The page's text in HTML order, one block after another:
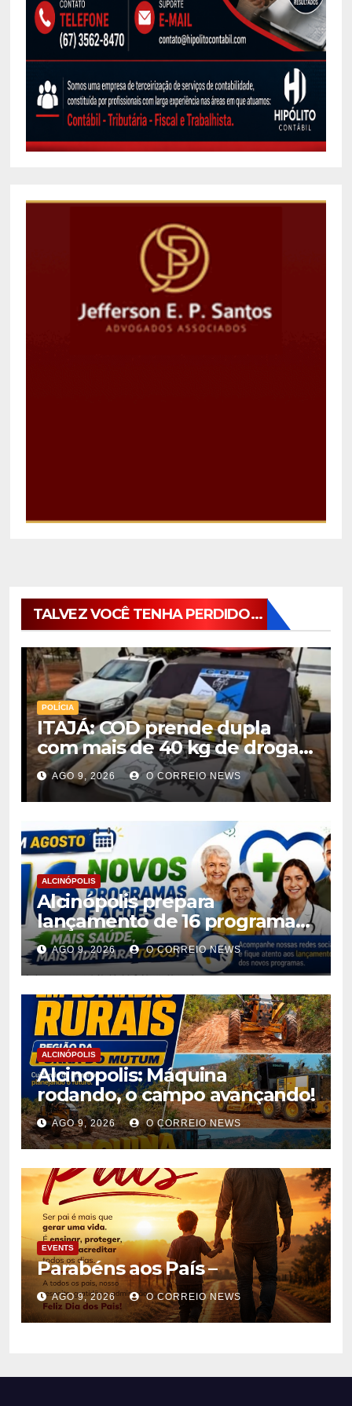
TALVEZ VOCÊ TENHA PERDIDO...
POLÍCIA
ITAJÁ: COD prende dupla
com mais de 40 kg de drogas
avaliadas em r$ 1 milhão
AGO 9, 2026 O CORREIO NEWS
ALCINÓPOLIS
Alcinópolis prepara
lançamento de 16 programas
de saúde para ampliar
atendimento à população
AGO 9, 2026 O CORREIO NEWS
ALCINÓPOLIS
Alcinopolis: Máquina
rodando, o campo avançando!
AGO 9, 2026 O CORREIO NEWS
EVENTS
Parabéns aos País –
AGO 9, 2026 O CORREIO NEWS